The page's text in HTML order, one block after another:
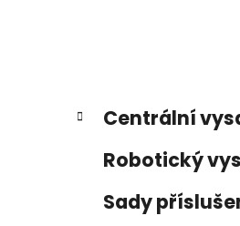
PPřeskočit
kategorie
K
a
Centrální
Robotický
Sady